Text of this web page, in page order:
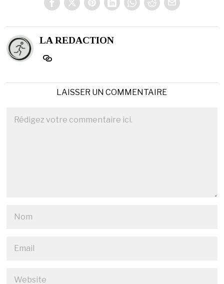
LA REDACTION
LAISSER UN COMMENTAIRE